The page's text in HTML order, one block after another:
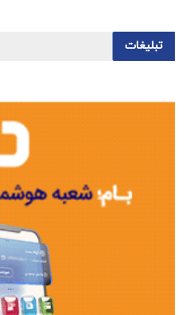
تبلیغات